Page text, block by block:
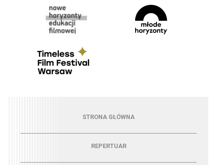
Menu - strona główna
STRONA GŁÓWNA
Menu - repertuarREPERTUAR